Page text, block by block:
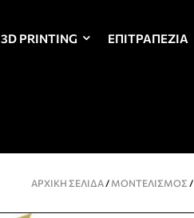
3D PRINTING ΕΠΙΤΡΑΠΈΖΙΑ
ΑΡΧΙΚΉ ΣΕΛΊΔΑ/ ΜΟΝΤΕΛΙΣΜΌΣ /